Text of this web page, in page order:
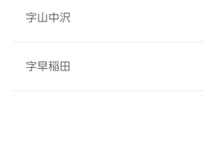
字山中沢
字早稲田